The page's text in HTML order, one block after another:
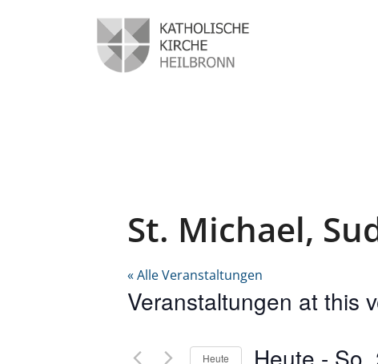
St. Michael,
« Alle Veranstaltungen
Veranstaltungen at this
Heute Heute - So.